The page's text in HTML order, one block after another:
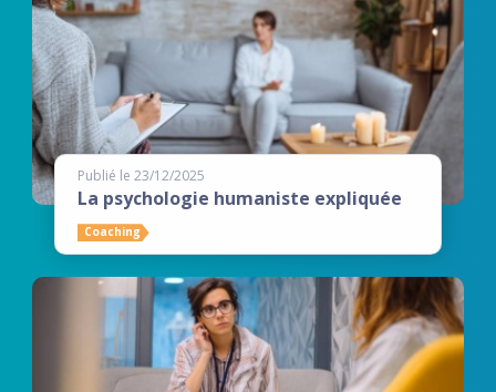
Publié le 23/12/2025
La psychologie humaniste expliquée
Coaching